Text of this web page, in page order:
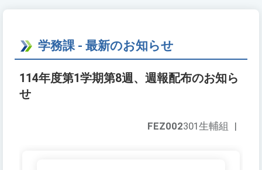
学務課 - 最新のお知らせ
114年度第1学期第8週、週報配布のお知ら
せ
FEZ002301生輔組 |